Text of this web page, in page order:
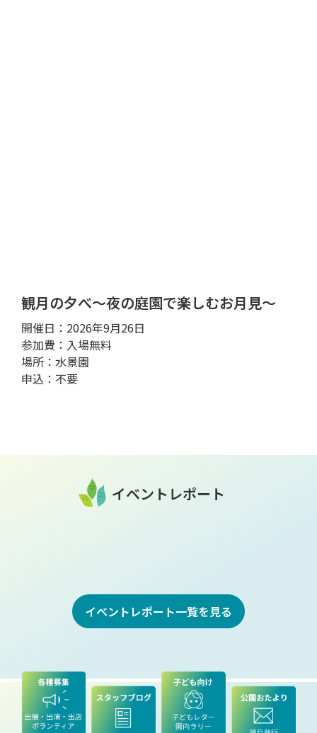
観月の夕べ～夜の庭園で楽しむお月見～
開催日：2026年9月26日
参加費：入場無料
場所：水景園
申込：不要
イベントレポート
イベントレポート一覧を見る